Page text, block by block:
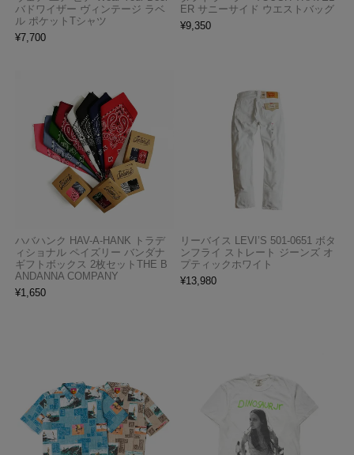
バドワイザー ヴィンテージ ラベ
ル ポケットTシャツ
¥7,700
ER サニーサイド ウエストバッグ
¥9,350
ハバハンク HAV-A-HANK トラデ
ィショナル ペイズリー バンダナ
ギフトボックス 2枚セットTHE B
ANDANNA COMPANY
¥1,650
リーバイス LEVI’S 501-0651 ボタ
ンフライ ストレート ジーンズ オ
プティックホワイト
¥13,980